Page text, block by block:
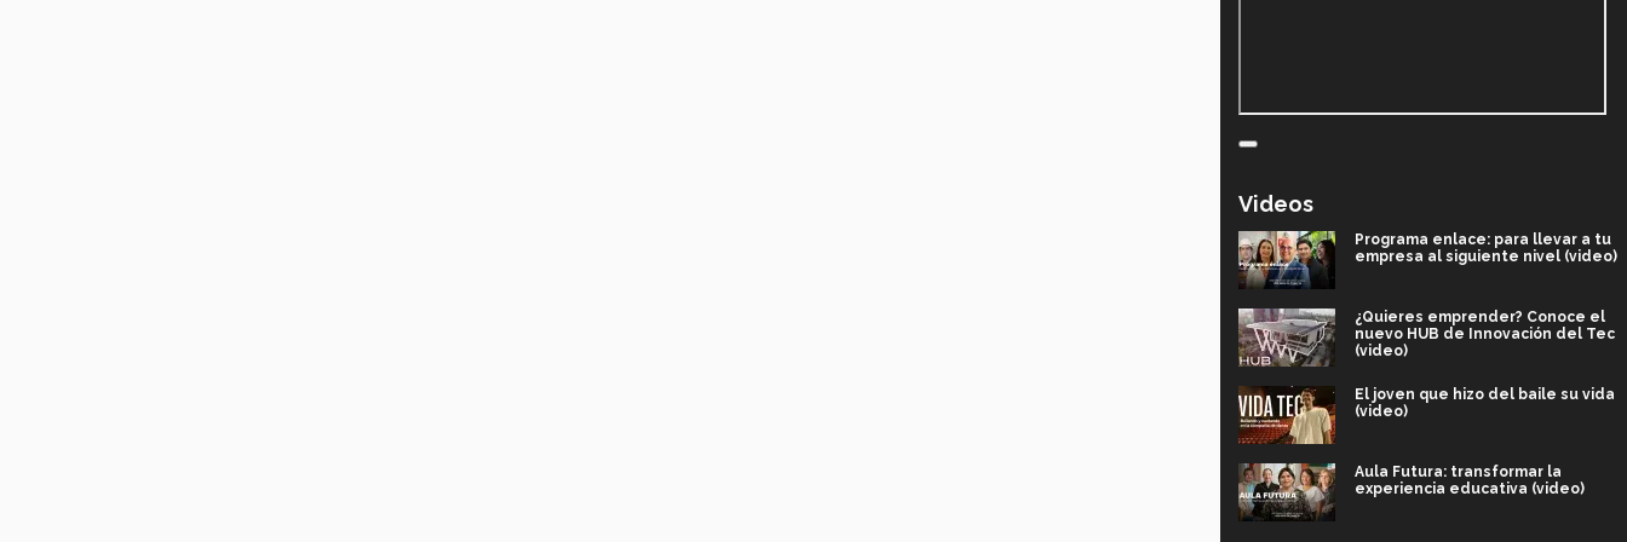
Videos
Programa enlace: para llevar a tu
empresa al siguiente nivel (video)
¿Quieres emprender? Conoce el
nuevo HUB de Innovación del Tec
(video)
El joven que hizo del baile su vida
(video)
Aula Futura: transformar la
experiencia educativa (video)